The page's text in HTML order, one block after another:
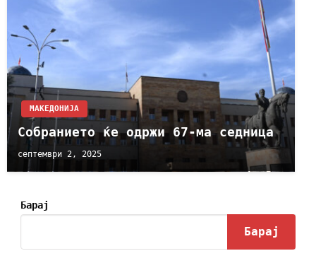
МАКЕДОНИЈА
Собранието ќе одржи 67-ма седница
септември 2, 2025
Барај
Барај